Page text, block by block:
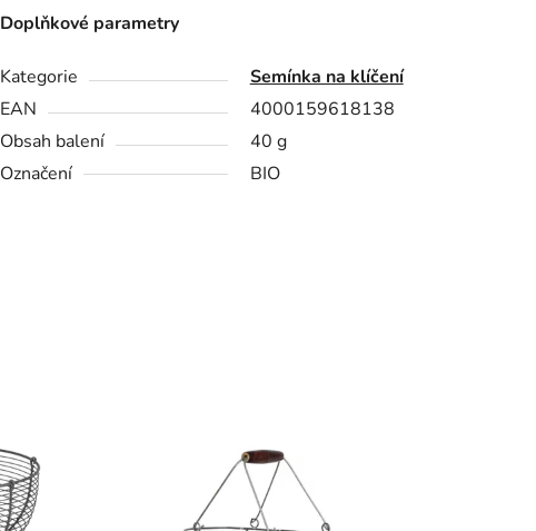
Doplňkové parametry
Kategorie
Semínka na klíčení
EAN
4000159618138
Obsah balení
40 g
Označení
BIO